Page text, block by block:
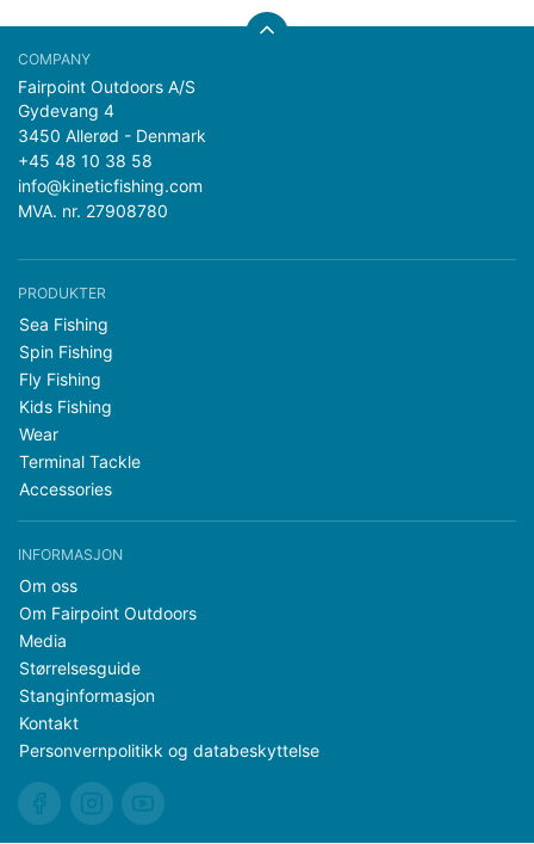
Fairpoint Outdoors A/S
Gydevang 4
3450 Allerød - Denmark
+45 48 10 38 58
info@kineticfishing.com
MVA. nr. 27908780
PRODUKTER
Sea Fishing
Spin Fishing
Fly Fishing
Kids Fishing
Wear
Terminal Tackle
Accessories
INFORMASJON
Om oss
Om Fairpoint Outdoors
Media
Størrelsesguide
Stanginformasjon
Kontakt
Personvernpolitikk og databeskyttelse